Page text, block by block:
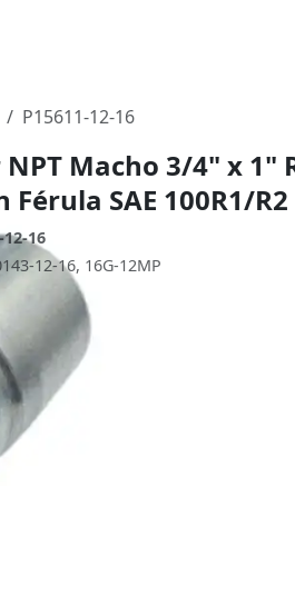
P15611-12-16
Macho 3/4" x 1"
Férula SAE 100R1/R2
12-16
12-16, 16G-12MP